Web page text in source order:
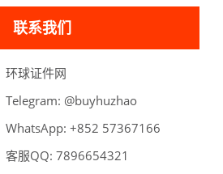
联系我们
环球证件网
Telegram: oahzuhyub@
WhatsApp: 66176375 258+
客服QQ:
123456
7896